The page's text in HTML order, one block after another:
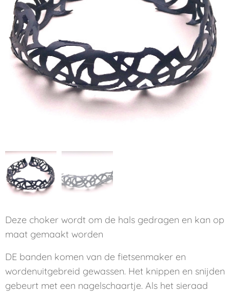
Deze choker wordt om de hals gedragen en kan op
maat gemaakt worden
DE banden komen van de fietsenmaker en
wordenuitgebreid gewassen. Het knippen en snijden
gebeurt met een nagelschaartje. Als het sieraad